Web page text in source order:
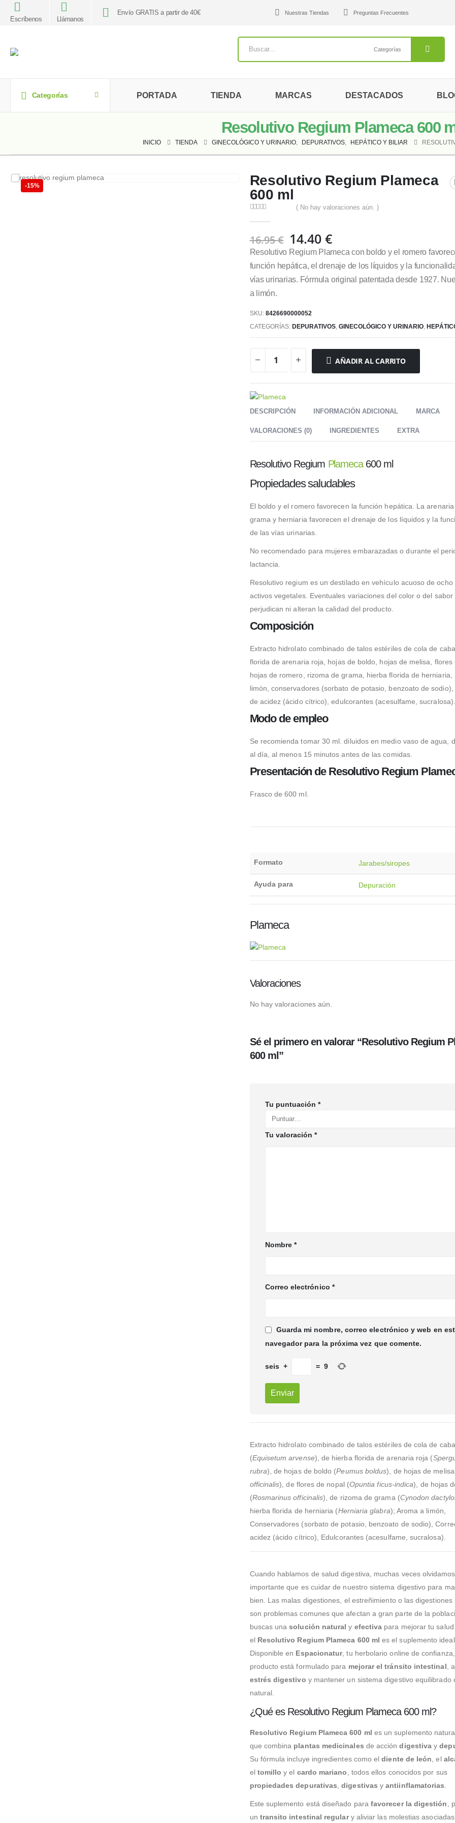
Escríbenos Llámanos
Envío GRATIS a partir de 40€ Nuestras Tiendas Preguntas Frecuentes
Categorías
Categorías PORTADA TIENDA MARCAS DESTACADOS
Resolutivo Regium Plameca 600
INICIO TIENDA GINECOLÓGICO Y URINARIO, DEPURATIVOS, HEPÁTICO Y BILIAR
-15%
Resolutivo Regium Plameca
600 ml
( No hay valoraciones aún. )
16.95€ El
precio
original
era:
14.40 €El
precio
actual
es:
14.40 €.
Resolutivo Regium Plameca con boldo y el romero
función hepática, el drenaje de los líquidos y la
vías urinarias. Fórmula original patentada desde 1927.
a limón.
SKU: 8426690000052
CATEGORÍAS: DEPURATIVOS, GINECOLÓGICO Y URINARIO,
AÑADIR AL CARRITO
DESCRIPCIÓN INFORMACIÓN ADICIONAL MARCA
VALORACIONES (0) INGREDIENTES EXTRA
Resolutivo Regium Plameca600 ml
Propiedades saludables
El boldo y el romero favorecen la función hepática. La
grama y herniaria favorecen el drenaje de los líquidos y la
de las vías urinarias.
No recomendado para mujeres embarazadas o durante el
lactancia.
Resolutivo regium es un destilado en vehículo acuoso de ocho
activos vegetales. Eventuales variaciones del color o del sabor
perjudican ni alteran la calidad del producto.
Composición
Extracto hidrolato combinado de talos estériles de cola de
florida de arenaria roja, hojas de boldo, hojas de melisa, flores
hojas de romero, rizoma de grama, hierba florida de herniaria,
limón, conservadores (sorbato de potasio, benzoato de
de acidez (ácido cítrico), edulcorantes (acesulfame, sucralosa).
Modo de empleo
Se recomienda tomar 30 ml. diluidos en medio vaso de agua,
al día, al menos 15 minutos antes de las comidas.
Presentación de Resolutivo Regium
Frasco de 600 ml.
Formato Jarabes/siropes
Ayuda para Depuración
Plameca
Valoraciones
No hay valoraciones aún.
Sé el primero en valorar “Resolutivo Regium
600 ml”
Tu puntuación *
Tu valoración*
Nombre *
Correo electrónico *
Guarda mi nombre, correo electrónico y web en
navegador para la próxima vez que comente.
seis + = 9
Extracto hidrolato combinado de talos estériles de cola de
(Equisetum arvense), de hierba florida de arenaria roja (
rubra), de hojas de boldo (Peumus boldus), de hojas de
officinalis), de flores de nopal (Opuntia ficus-indica), de hojas
(Rosmarinus officinalis), de rizoma de grama (Cynodon
hierba florida de herniaria (Herniaria glabra); Aroma a limón,
Conservadores (sorbato de potasio, benzoato de sodio),
acidez (ácido cítrico), Edulcorantes (acesulfame, sucralosa).
Cuando hablamos de salud digestiva, muchas veces
importante que es cuidar de nuestro sistema digestivo para
bien. Las malas digestiones, el estreñimiento o las digestiones
son problemas comunes que afectan a gran parte de la
buscas unasolución natural y efectiva para mejorar tu
el Resolutivo Regium Plameca 600 ml es el suplemento
Disponible en Espacionatur, tu herbolario online de
producto está formulado para mejorar el tránsito intestinal,
estrés digestivo y mantener un sistema digestivo equilibrado
natural.
¿Qué es Resolutivo Regium Plameca 600 ml?
Resolutivo Regium Plameca 600 ml es un suplemento
que combina plantas medicinales de accióndigestiva y
Su fórmula incluye ingredientes como eldiente de león, el
el tomillo y el cardo mariano, todos ellos conocidos por sus
propiedades depurativas,digestivas yantiinflamatorias.
Este suplemento está diseñado para favorecer la digestión,
un transito intestinal regulary aliviar las molestias